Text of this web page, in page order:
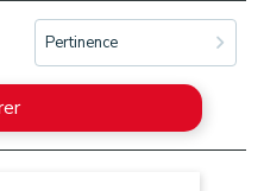
Pertinence